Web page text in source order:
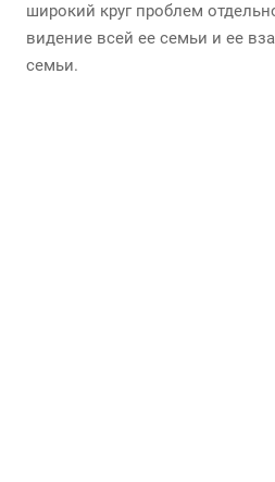
широкий круг проблем
видение всей ее семьи и ее
семьи.